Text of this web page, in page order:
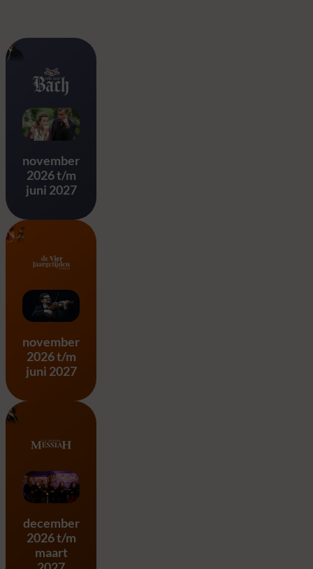
Ode aan Bach
november
2026 t/m
juni 2027
Vier Jaargetijden – A.
november
2026 t/m
juni 2027
Messiah – G.F. Händel
december
2026 t/m
maart